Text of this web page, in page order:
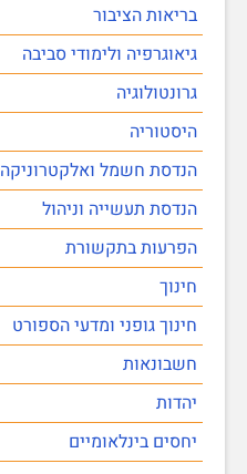
בריאות הציבור
גיאוגרפיה ולימודי סביבה
גרונטולוגיה
היסטוריה
הנדסת חשמל ואלקטרוניקה
הנדסת תעשייה וניהול
הפרעות בתקשורת
חינוך
חינוך גופני ומדעי הספורט
חשבונאות
יהדות
יחסים בינלאומיים